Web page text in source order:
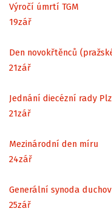
Výročí úmrtí TGM
19zář
Den novokřtěnců
21zář
Jednání diecézní rady
21zář
Mezinárodní den míru
24zář
Generální synoda
25zář